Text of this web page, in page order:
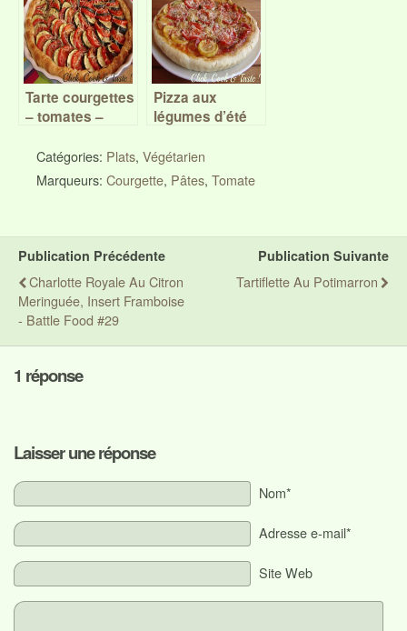
Tarte courgettes
– tomates –
Pizza aux
légumes d’été
Catégories: Plats, Végétarien
Marqueurs: Courgette, Pâtes, Tomate
Publication Précédente
Charlotte Royale Au Citron
Meringuée, Insert Framboise
- Battle Food #29
Publication Suivante
Tartiflette Au Potimarron
1 réponse
Laisser une réponse
Nom*
Adresse e-mail*
Site Web